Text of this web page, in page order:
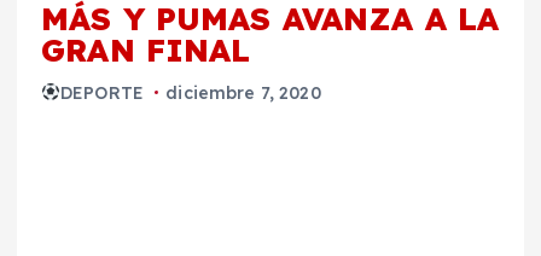
MÁS Y PUMAS AVANZA A LA
GRAN FINAL
DEPORTE diciembre 7, 2020